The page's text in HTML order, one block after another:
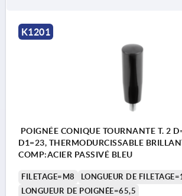
K1201
POIGNÉE CONIQUE TOURNANTE T. 2
D1=23, THERMODURCISSABLE
COMP:ACIER PASSIVÉ BLEU
FILETAGE=M8
LONGUEUR DE
LONGUEUR DE POIGNÉE=65,5